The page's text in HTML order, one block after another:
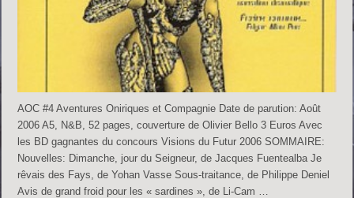
AOC #4 Aventures Oniriques et Compagnie Date de parution: Août
2006 A5, N&B, 52 pages, couverture de Olivier Bello 3 Euros Avec
les BD gagnantes du concours Visions du Futur 2006 SOMMAIRE:
Nouvelles: Dimanche, jour du Seigneur, de Jacques Fuentealba Je
rêvais des Fays, de Yohan Vasse Sous-traitance, de Philippe Deniel
Avis de grand froid pour les « sardines », de Li-Cam …